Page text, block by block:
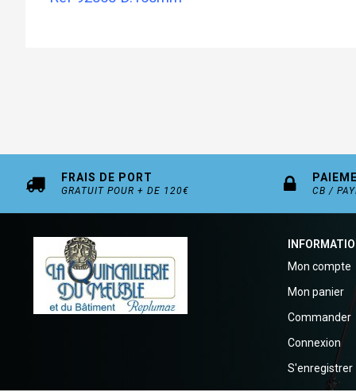
FRAIS DE PORT
GRATUIT POUR + DE 120€ CB /
Mon compte
Mon panier
Commander
Connexion
S'enregistrer